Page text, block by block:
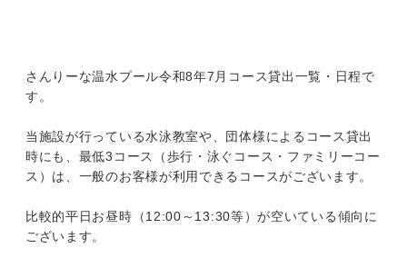
さんりーな温水プール令和8年7月コース貸出一覧・日程で
す。
当施設が行っている水泳教室や、団体様によるコース貸出
時にも、最低3コース（歩行・泳ぐコース・ファミリーコー
ス）は、一般のお客様が利用できるコースがございます。
比較的平日お昼時（12:00～13:30等）が空いている傾向に
ございます。